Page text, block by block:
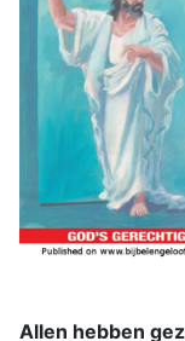
Allen hebben